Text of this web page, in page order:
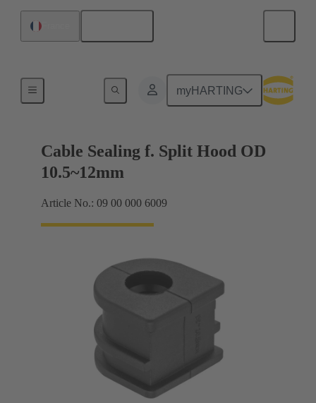
myHARTING
Cable Sealing f. Split Hood OD
10.5~12mm
Article No.: 09 00 000 6009